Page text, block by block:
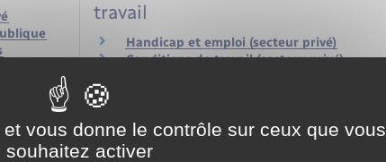
travail
Handicap et emploi (secteur privé)
Conditions de travail (secteur privé)
Temps de travail
vous donne le contrôle sur ceux que vous
souhaitez activer